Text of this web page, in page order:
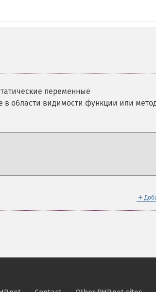
переменные
в области видимости функции или
＋